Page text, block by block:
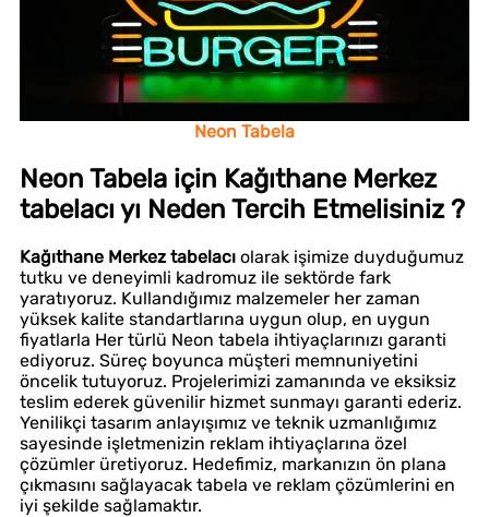
Neon Tabela
Neon Tabela için Kağıthane Merkez
tabelacı yı Neden Tercih Etmelisiniz ?
Kağıthane Merkez tabelacı olarak işimize duyduğumuz
tutku ve deneyimli kadromuz ile sektörde fark
yaratıyoruz. Kullandığımız malzemeler her zaman
yüksek kalite standartlarına uygun olup, en uygun
fiyatlarla Her türlü Neon tabela ihtiyaçlarınızı garanti
ediyoruz. Süreç boyunca müşteri memnuniyetini
öncelik tutuyoruz. Projelerimizi zamanında ve eksiksiz
teslim ederek güvenilir hizmet sunmayı garanti ederiz.
Yenilikçi tasarım anlayışımız ve teknik uzmanlığımız
sayesinde işletmenizin reklam ihtiyaçlarına özel
çözümler üretiyoruz. Hedefimiz, markanızın ön plana
çıkmasını sağlayacak tabela ve reklam çözümlerini en
iyi şekilde sağlamaktır.